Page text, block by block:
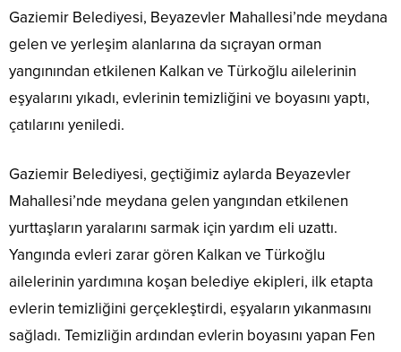
Gaziemir Belediyesi, Beyazevler Mahallesi’nde meydana
gelen ve yerleşim alanlarına da sıçrayan orman
yangınından etkilenen Kalkan ve Türkoğlu ailelerinin
eşyalarını yıkadı, evlerinin temizliğini ve boyasını yaptı,
çatılarını yeniledi.
Gaziemir Belediyesi, geçtiğimiz aylarda Beyazevler
Mahallesi’nde meydana gelen yangından etkilenen
yurttaşların yaralarını sarmak için yardım eli uzattı.
Yangında evleri zarar gören Kalkan ve Türkoğlu
ailelerinin yardımına koşan belediye ekipleri, ilk etapta
evlerin temizliğini gerçekleştirdi, eşyaların yıkanmasını
sağladı. Temizliğin ardından evlerin boyasını yapan Fen